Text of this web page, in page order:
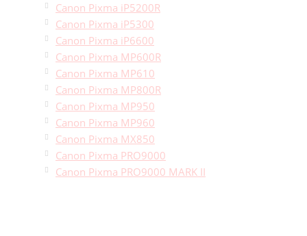
Canon Pixma iP5200R
Canon Pixma iP5300
Canon Pixma iP6600
Canon Pixma MP600R
Canon Pixma MP610
Canon Pixma MP800R
Canon Pixma MP950
Canon Pixma MP960
Canon Pixma MX850
Canon Pixma PRO9000
Canon Pixma PRO9000 MARK II